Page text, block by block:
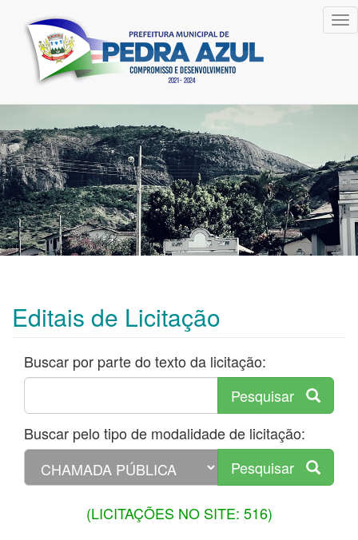
Editais de Licitação
Buscar por parte do texto da licitação:
Pesquisar
Buscar pelo tipo de modalidade de licitação:
Pesquisar
(LICITAÇÕES NO SITE: 516)